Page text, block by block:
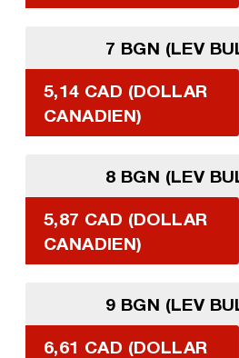
7 BGN (LEV
5,14 CAD (DOLLAR
CANADIEN)
8 BGN (LEV
5,87 CAD (DOLLAR
CANADIEN)
9 BGN (LEV
6,61 CAD (DOLLAR